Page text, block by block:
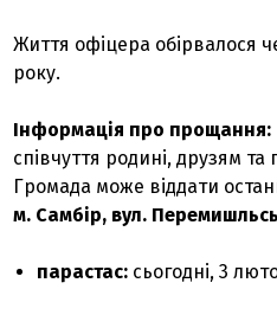
Життя офіцера обірвалося
року.
Інформація про прощання:
співчуття родині, друзям
Громада може віддати
м. Самбір, вул.
парастас: сьогодні, 3